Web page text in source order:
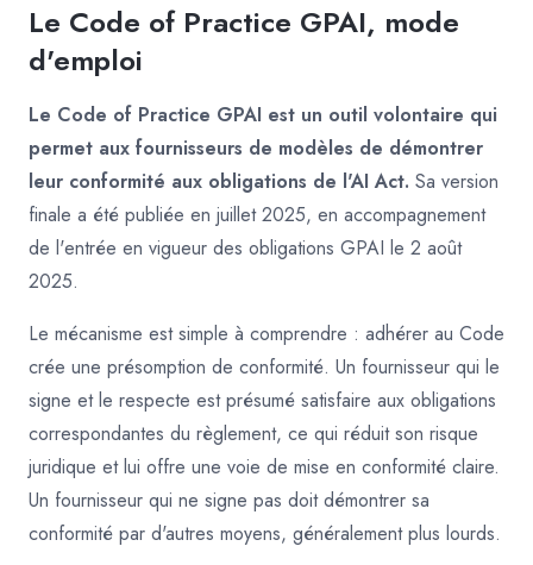
Le Code of Practice GPAI, mode
d'emploi
Le Code of Practice GPAI est un outil volontaire qui
permet aux fournisseurs de modèles de démontrer
leur conformité aux obligations de l'AI Act. Sa version
finale a été publiée en juillet 2025, en accompagnement
de l'entrée en vigueur des obligations GPAI le 2 août
2025.
Le mécanisme est simple à comprendre : adhérer au Code
crée une présomption de conformité. Un fournisseur qui le
signe et le respecte est présumé satisfaire aux obligations
correspondantes du règlement, ce qui réduit son risque
juridique et lui offre une voie de mise en conformité claire.
Un fournisseur qui ne signe pas doit démontrer sa
conformité par d'autres moyens, généralement plus lourds.